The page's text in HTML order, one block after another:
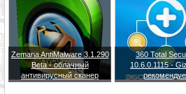
Zemana AntiMalware 3.1.290
Beta - облачный
антивирусный сканер
360 Total
10.6.0.1115 -